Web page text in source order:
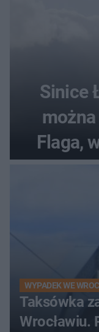
Sinice
Flaga,
WYPADEK WE
Taksówka
Wrocławiu.